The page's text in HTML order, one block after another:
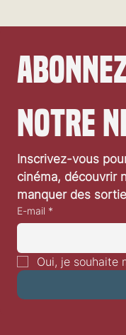
«De la Comedie-
et Bertrand
Darondeau
notre
Inscrivez-vous
cinéma, découvrir
manquer des
E-mail *
Oui, je souhaite